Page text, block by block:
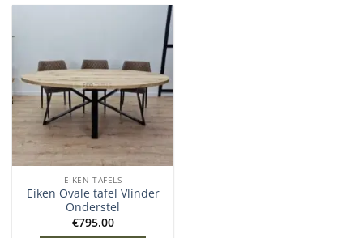
EIKEN TAFELS
Eiken Ovale tafel Vlinder
Onderstel
€795.00